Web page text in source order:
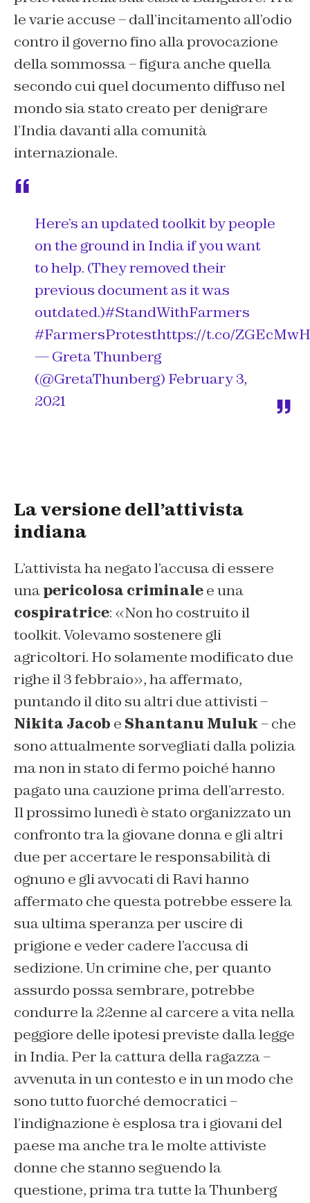
le varie accuse – dall’incitamento all’odio
contro il governo fino alla provocazione
della sommossa – figura anche quella
secondo cui quel documento diffuso nel
mondo sia stato creato per denigrare
l’India davanti alla comunità
internazionale.
Here’s an updated toolkit by people
on the ground in India if you want
to help. (They removed their
previous document as it was
outdated.)#StandWithFarmers
#FarmersProtesthttps://t.co/
— Greta Thunberg
(@GretaThunberg) February 3,
2021
La versione dell’attivista
indiana
L’attivista ha negato l’accusa di essere
unapericolosa criminalee una
cospiratrice: «Non ho costruito il
toolkit. Volevamo sostenere gli
agricoltori. Ho solamente modificato due
righe il 3 febbraio», ha affermato,
puntando il dito su altri due attivisti –
Nikita Jacob e Shantanu Muluk– che
sono attualmente sorvegliati dalla polizia
ma non in stato di fermo poiché hanno
pagato una cauzione prima dell’arresto.
Il prossimo lunedì è stato organizzato un
confronto tra la giovane donna e gli altri
due per accertare le responsabilità di
ognuno e gli avvocati di Ravi hanno
affermato che questa potrebbe essere la
sua ultima speranza per uscire di
prigione e veder cadere l’accusa di
sedizione. Un crimine che, per quanto
assurdo possa sembrare, potrebbe
condurre la 22enne al carcere a vita nella
peggiore delle ipotesi previste dalla legge
in India. Per la cattura della ragazza –
avvenuta in un contesto e in un modo che
sono tutto fuorché democratici –
l’indignazione è esplosa tra i giovani del
paese ma anche tra le molte attiviste
donne che stanno seguendo la
questione, prima tra tutte la Thunberg